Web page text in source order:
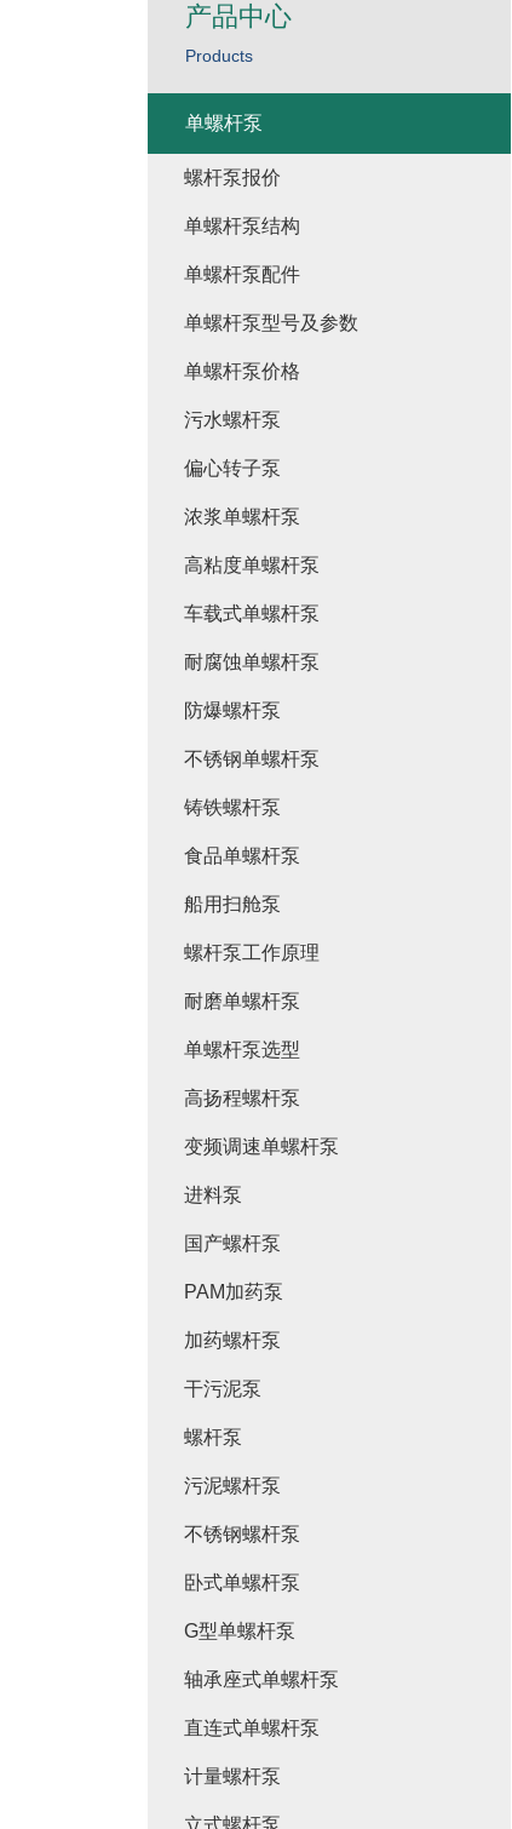
产品中心
Products
单螺杆泵
螺杆泵报价
单螺杆泵结构
单螺杆泵配件
单螺杆泵型号及参数
单螺杆泵价格
污水螺杆泵
偏心转子泵
浓浆单螺杆泵
高粘度单螺杆泵
车载式单螺杆泵
耐腐蚀单螺杆泵
防爆螺杆泵
不锈钢单螺杆泵
铸铁螺杆泵
食品单螺杆泵
船用扫舱泵
螺杆泵工作原理
耐磨单螺杆泵
单螺杆泵选型
高扬程螺杆泵
变频调速单螺杆泵
进料泵
国产螺杆泵
PAM加药泵
加药螺杆泵
干污泥泵
螺杆泵
污泥螺杆泵
不锈钢螺杆泵
卧式单螺杆泵
G型单螺杆泵
轴承座式单螺杆泵
直连式单螺杆泵
计量螺杆泵
立式螺杆泵